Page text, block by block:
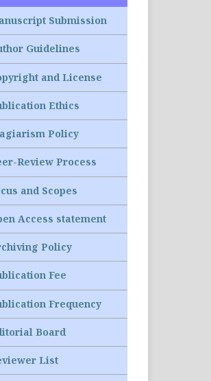
Submission
Guidelines
and License
Ethics
Policy
Review Process
and Scopes
Access statement
Policy
Fee
Frequency
Board
List